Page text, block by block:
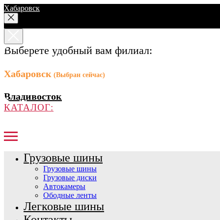
Хабаровск
Выберете удобный вам филиал:
Хабаровск (Выбран сейчас)
Владивосток
КАТАЛОГ:
Грузовые шины
Грузовые шины
Грузовые диски
Автокамеры
Ободные ленты
Легковые шины